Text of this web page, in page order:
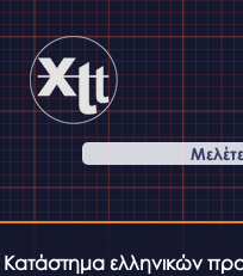
ελληνικών